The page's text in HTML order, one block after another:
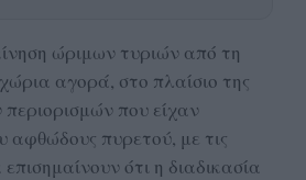
ώριμων τυριών από τη
αγορά, στο πλαίσιο της
που είχαν
αφθώδους πυρετού, με τις
ότι η διαδικασία